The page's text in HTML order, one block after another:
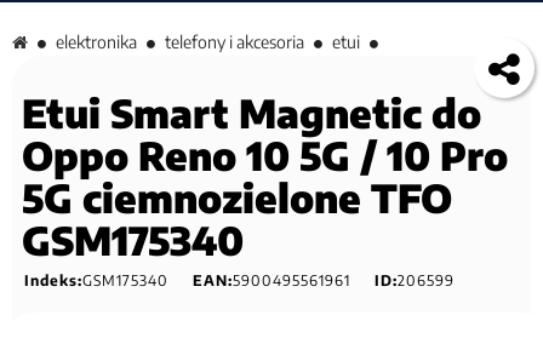
elektronika telefony i akcesoria etui
Etui Smart Magnetic do
Oppo Reno 10 5G / 10 Pro
5G ciemnozielone TFO
GSM175340
Indeks:GSM175340 EAN:5900495561961 ID:206599